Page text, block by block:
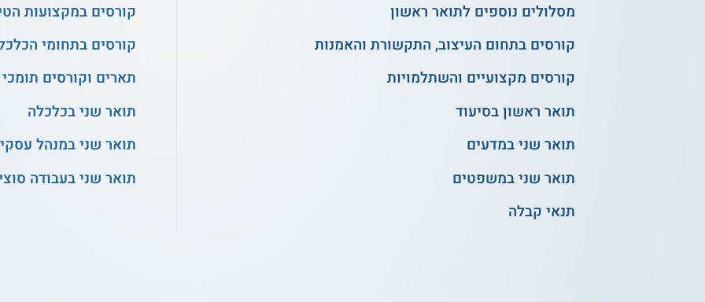
מסלולים נוספים לתואר ראשון
קורסים בתחום העיצוב, התקשורת והאמנות
קורסים מקצועיים והשתלמויות
תואר ראשון בסיעוד
תואר שני במדעים
תואר שני במשפטים
תנאי קבלה
קורסים במקצועות
קורסים בתחומי
תארים וקורסים
תואר שני בכלכלה
תואר שני במנהל
תואר שני בעבודה